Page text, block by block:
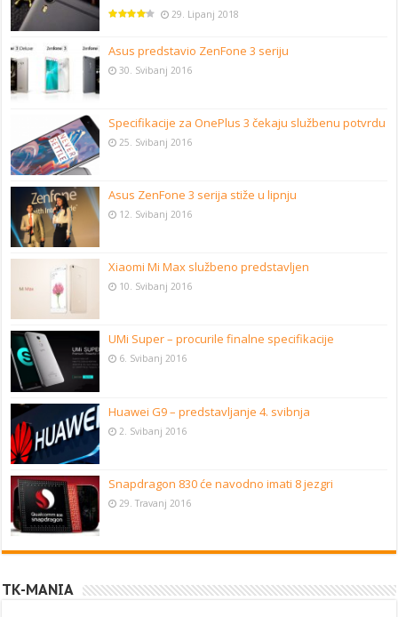
29. Lipanj 2018
Asus predstavio ZenFone 3 seriju
30. Svibanj 2016
Specifikacije za OnePlus 3 čekaju službenu potvrdu
25. Svibanj 2016
Asus ZenFone 3 serija stiže u lipnju
12. Svibanj 2016
Xiaomi Mi Max službeno predstavljen
10. Svibanj 2016
UMi Super – procurile finalne specifikacije
6. Svibanj 2016
Huawei G9 – predstavljanje 4. svibnja
2. Svibanj 2016
Snapdragon 830 će navodno imati 8 jezgri
29. Travanj 2016
TK-MANIA